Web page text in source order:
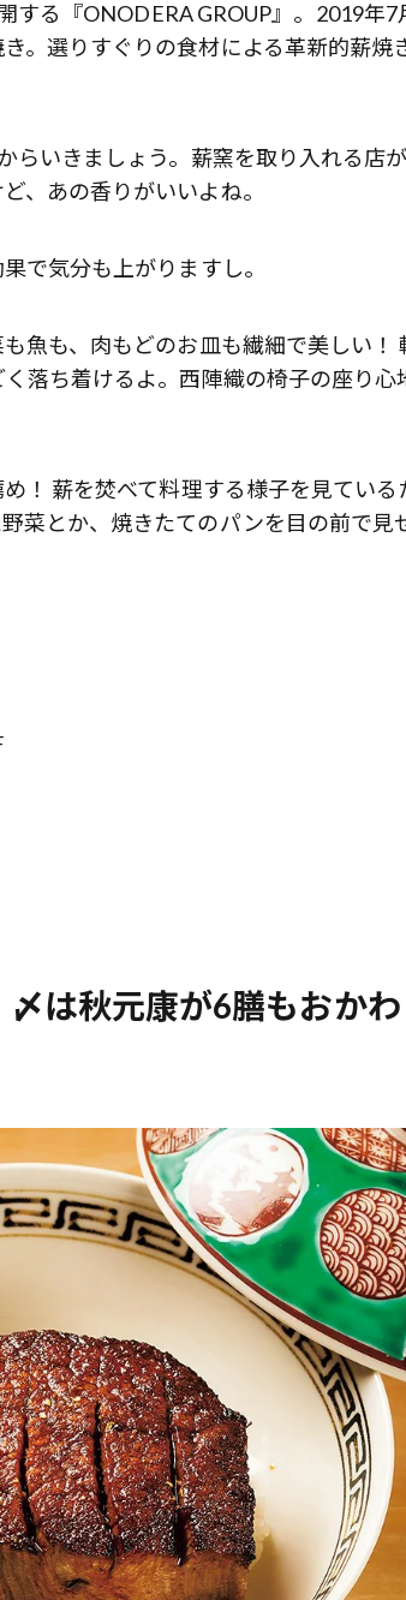
する『ONODERA GROUP』。2019年7
。選りすぐりの食材による革新的薪焼
らいきましょう。薪窯を取り入れる店
、あの香りがいいよね。
で気分も上がりますし。
魚も、肉もどのお皿も繊細で美しい！
落ち着けるよ。西陣織の椅子の座り心
！ 薪を焚べて料理する様子を見ている
菜とか、焼きたてのパンを目の前で見
は秋元康が6膳もおか